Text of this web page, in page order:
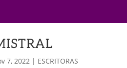
7, 2022 | ESCRITORAS